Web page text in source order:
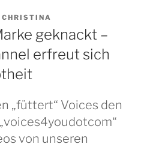
CHRISTINA
geknackt –
erfreut sich
„füttert“ Voices den
von unseren